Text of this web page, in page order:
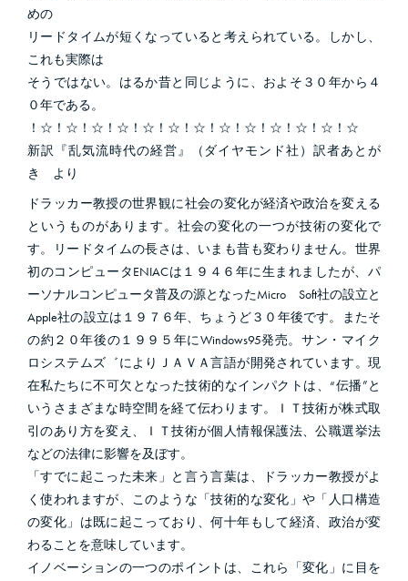
めの
リードタイムが短くなっていると考えられている。しかし、
これも実際は
そうではない。はるか昔と同じように、およそ３０年から４
０年である。
！☆！☆！☆！☆！☆！☆！☆！☆！☆！☆！☆！☆！☆
新訳『乱気流時代の経営』（ダイヤモンド社）訳者あとが
き より
ドラッカー教授の世界観に社会の変化が経済や政治を変える
というものがあります。社会の変化の一つが技術の変化で
す。リードタイムの長さは、いまも昔も変わりません。世界
初のコンピュータENIACは１９４６年に生まれましたが、パ
ーソナルコンピュータ普及の源となったMicro Soft社の設立と
Apple社の設立は１９７６年、ちょうど３０年後です。またそ
の約２０年後の１９９５年にWindows95発売。サン・マイク
ロシステムズ゛によりＪＡＶＡ言語が開発されています。現
在私たちに不可欠となった技術的なインパクトは、“伝播”と
いうさまざまな時空間を経て伝わります。ＩＴ技術が株式取
引のあり方を変え、ＩＴ技術が個人情報保護法、公職選挙法
などの法律に影響を及ぼす。
「すでに起こった未来」と言う言葉は、ドラッカー教授がよ
く使われますが、このような「技術的な変化」や「人口構造
の変化」は既に起こっており、何十年もして経済、政治が変
わることを意味しています。
イノベーションの一つのポイントは、これら「変化」に目を